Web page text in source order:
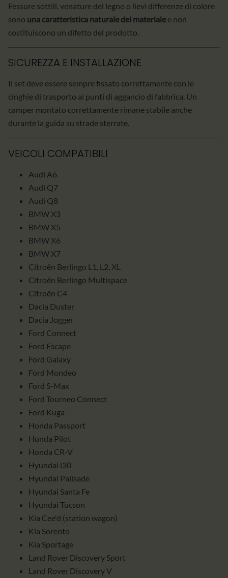
Fessure sottili, venature del legno o lievi differenze di colore
sono una caratteristica naturale del materiale e non
costituiscono un difetto del prodotto.
SICUREZZA E INSTALLAZIONE
Il set deve essere sempre fissato correttamente con le
cinghie di trasporto ai punti di aggancio di fabbrica. Un
camper montato correttamente rimane stabile anche
durante la guida su strade sterrate.
VEICOLI COMPATIBILI
Audi A6
Audi Q7
Audi Q8
BMW X3
BMW X5
BMW X6
BMW X7
Citroën Berlingo L1, L2, XL
Citroën Berlingo Multispace
Citroën C4
Dacia Duster
Dacia Jogger
Ford Connect
Ford Escape
Ford Galaxy
Ford Mondeo
Ford S-Max
Ford Tourneo Connect
Ford Kuga
Honda Passport
Honda Pilot
Honda CR-V
Hyundai i30
Hyundai Palisade
Hyundai Santa Fe
Hyundai Tucson
Kia Cee'd (station wagon)
Kia Sorento
Kia Sportage
Land Rover Discovery Sport
Land Rover Discovery V